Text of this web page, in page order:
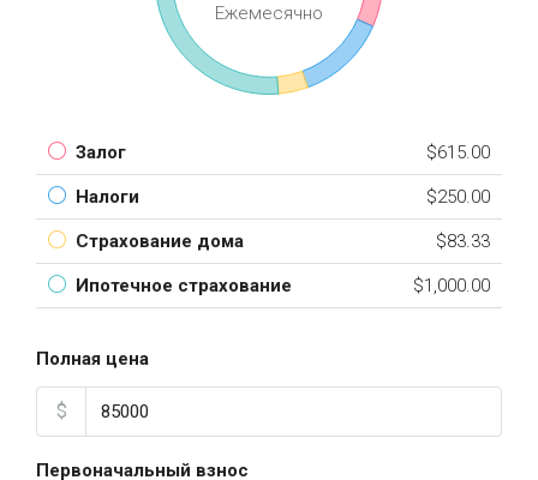
Ежемесячно
Залог $615.00
Налоги $250.00
Страхование дома $83.33
Ипотечное страхование $1,000.00
Полная цена
$
Первоначальный взнос